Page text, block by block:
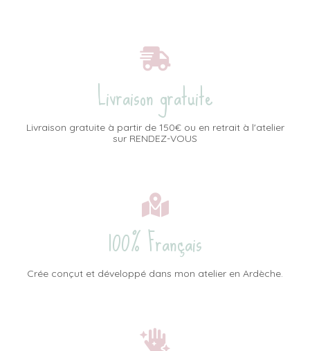
Livraison gratuite
Livraison gratuite à partir de 150€ ou en retrait à l'atelier
sur RENDEZ-VOUS
100% Français
Crée conçut et développé dans mon atelier en Ardèche.